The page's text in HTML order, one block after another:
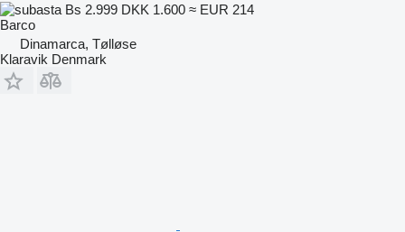
Bs 2.999 DKK 1.600 ≈ EUR 214
Barco
Dinamarca, Tølløse
Klaravik Denmark